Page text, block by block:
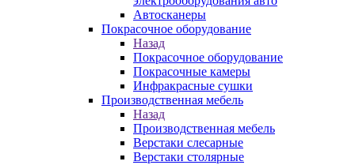
Автосканеры
Покрасочное оборудование
Назад
Покрасочное оборудование
Покрасочные камеры
Инфракрасные сушки
Производственная мебель
Назад
Производственная мебель
Верстаки слесарные
Верстаки столярные